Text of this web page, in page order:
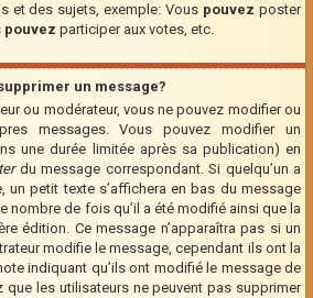
et des sujets, exemple: Vous pouvez poster
pouvez participer aux votes, etc.
un message?
ou modérateur, vous ne pouvez modifier ou
messages. Vous pouvez modifier un
une durée limitée après sa publication) en
du message correspondant. Si quelqu’un a
un petit texte s’affichera en bas du message
nombre de fois qu’il a été modifié ainsi que la
édition. Ce message n’apparaîtra pas si un
modifie le message, cependant ils ont la
indiquant qu’ils ont modifié le message de
que les utilisateurs ne peuvent pas supprimer